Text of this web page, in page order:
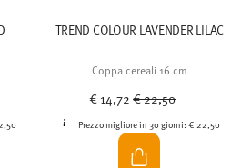
TREND COLOUR LAVENDER LILAC
Coppa cereali 16 cm
€ 14,72Price reduced from
€ 22,50
Prezzo migliore in 30 giorni:€ 22,50